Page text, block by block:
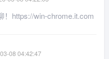
！https://win-chrome.it.com
08 04:42:47